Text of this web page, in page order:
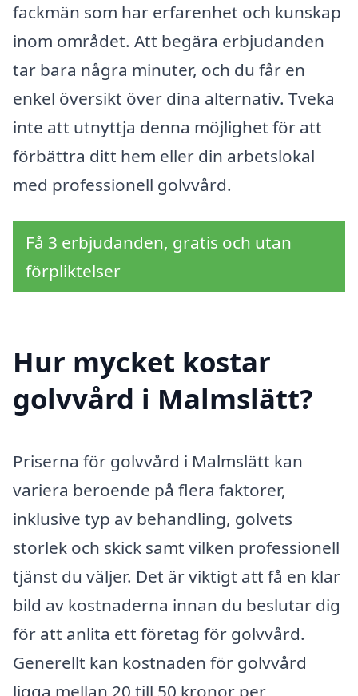
fackmän som har erfarenhet och kunskap
inom området. Att begära erbjudanden
tar bara några minuter, och du får en
enkel översikt över dina alternativ. Tveka
inte att utnyttja denna möjlighet för att
förbättra ditt hem eller din arbetslokal
med professionell golvvård.
Få 3 erbjudanden, gratis och utan
förpliktelser
Hur mycket kostar
golvvård i Malmslätt?
Priserna för golvvård i Malmslätt kan
variera beroende på flera faktorer,
inklusive typ av behandling, golvets
storlek och skick samt vilken professionell
tjänst du väljer. Det är viktigt att få en klar
bild av kostnaderna innan du beslutar dig
för att anlita ett företag för golvvård.
Generellt kan kostnaden för golvvård
ligga mellan 20 till 50 kronor per